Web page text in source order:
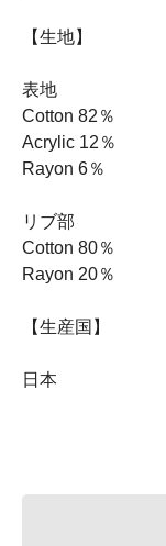
【生地】
表地
Cotton 82％
Acrylic 12％
Rayon 6％
リブ部
Cotton 80％
Rayon 20％
【生産国】
日本